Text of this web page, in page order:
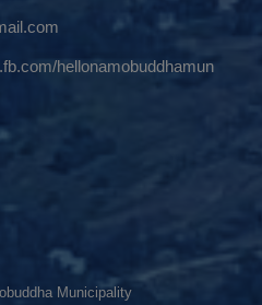
hellonamobuddhamun
Municipality